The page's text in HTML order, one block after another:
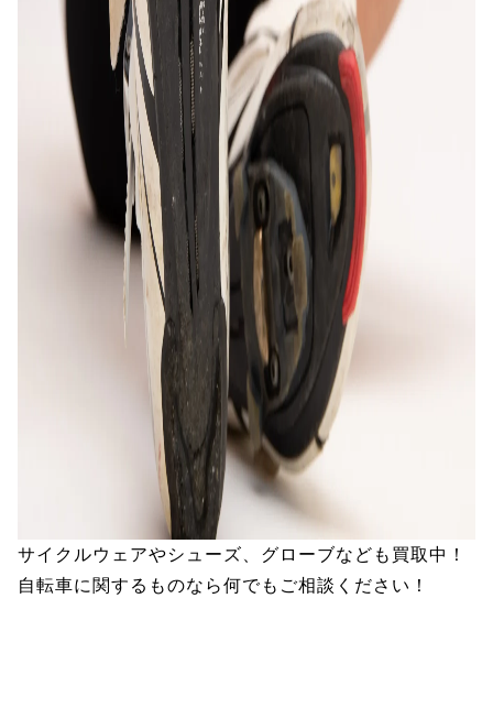
サイクルウェアやシューズ、グローブなども買取中！
自転車に関するものなら何でもご相談ください！